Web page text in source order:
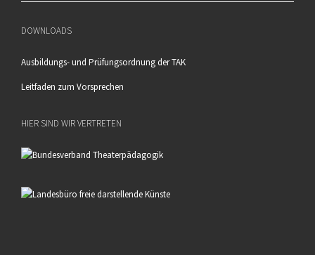
DOWNLOADS
Ausbildungs- und Prüfungsordnung der TAK
Leitfaden zum Vorsprechen
HIER SIND WIR VERTRETEN